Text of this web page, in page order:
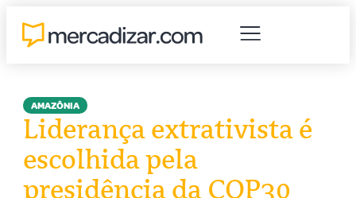
AMAZÔNIA
Liderança extrativista é
escolhida pela
presidência da COP30